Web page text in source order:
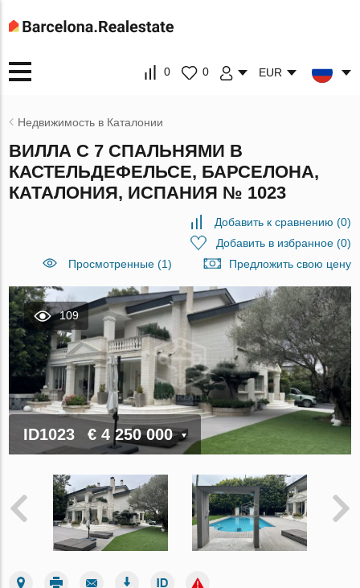
0 0 EUR
Недвижимость в Каталонии
ВИЛЛА С 7 СПАЛЬНЯМИ В
КАСТЕЛЬДЕФЕЛЬСЕ, БАРСЕЛОНА,
КАТАЛОНИЯ, ИСПАНИЯ № 1023
Добавить к сравнению (0)
Добавить в избранное(0)
Просмотренные (1)
Предложить свою цену
109
ID1023 € 4 250 000